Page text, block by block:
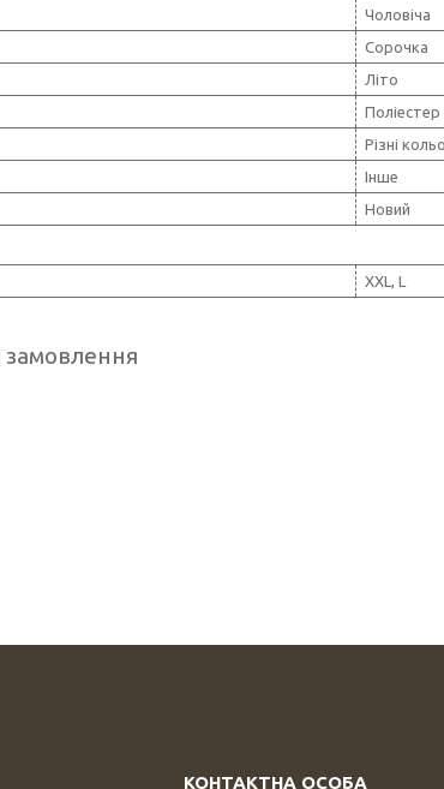
Чоловіча
Сорочка
Літо
Поліестер
Різні
Інше
Новий
XXL, L
замовлення